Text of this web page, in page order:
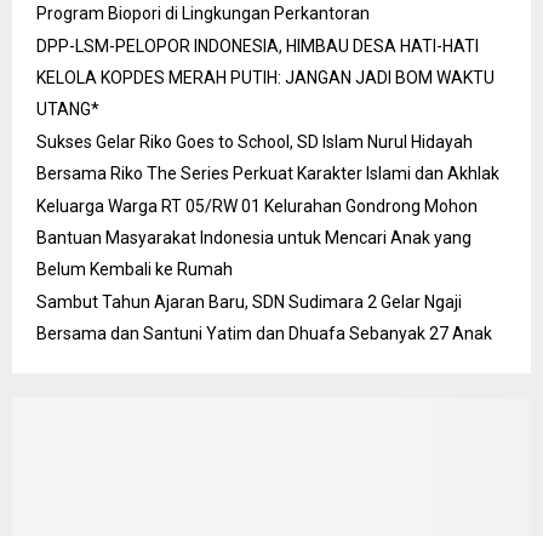
Program Biopori di Lingkungan Perkantoran
DPP-LSM-PELOPOR INDONESIA, HIMBAU DESA HATI-HATI
KELOLA KOPDES MERAH PUTIH: JANGAN JADI BOM WAKTU
UTANG*
Sukses Gelar Riko Goes to School, SD Islam Nurul Hidayah
Bersama Riko The Series Perkuat Karakter Islami dan Akhlak
Keluarga Warga RT 05/RW 01 Kelurahan Gondrong Mohon
Bantuan Masyarakat Indonesia untuk Mencari Anak yang
Belum Kembali ke Rumah
Sambut Tahun Ajaran Baru, SDN Sudimara 2 Gelar Ngaji
Bersama dan Santuni Yatim dan Dhuafa Sebanyak 27 Anak